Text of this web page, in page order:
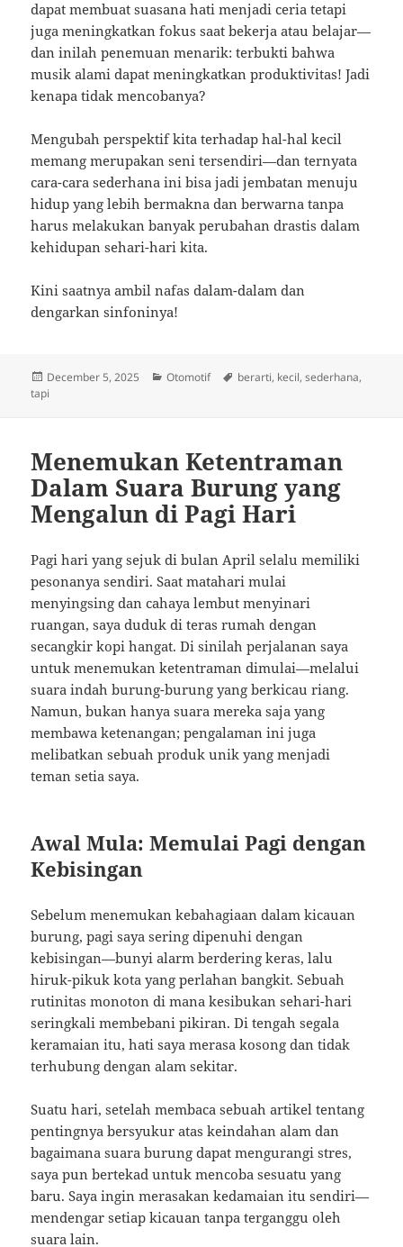
dapat membuat suasana hati menjadi ceria tetapi
juga meningkatkan fokus saat bekerja atau belajar—
dan inilah penemuan menarik: terbukti bahwa
musik alami dapat meningkatkan produktivitas! Jadi
kenapa tidak mencobanya?
Mengubah perspektif kita terhadap hal-hal kecil
memang merupakan seni tersendiri—dan ternyata
cara-cara sederhana ini bisa jadi jembatan menuju
hidup yang lebih bermakna dan berwarna tanpa
harus melakukan banyak perubahan drastis dalam
kehidupan sehari-hari kita.
Kini saatnya ambil nafas dalam-dalam dan
dengarkan sinfoninya!
Posted
on
December 5, 2025 Categories
Otomotif Tags
berarti, kecil,sederhana,
tapi
Menemukan Ketentraman
Dalam Suara Burung yang
Mengalun di Pagi Hari
Pagi hari yang sejuk di bulan April selalu memiliki
pesonanya sendiri. Saat matahari mulai
menyingsing dan cahaya lembut menyinari
ruangan, saya duduk di teras rumah dengan
secangkir kopi hangat. Di sinilah perjalanan saya
untuk menemukan ketentraman dimulai—melalui
suara indah burung-burung yang berkicau riang.
Namun, bukan hanya suara mereka saja yang
membawa ketenangan; pengalaman ini juga
melibatkan sebuah produk unik yang menjadi
teman setia saya.
Awal Mula: Memulai Pagi dengan
Kebisingan
Sebelum menemukan kebahagiaan dalam kicauan
burung, pagi saya sering dipenuhi dengan
kebisingan—bunyi alarm berdering keras, lalu
hiruk-pikuk kota yang perlahan bangkit. Sebuah
rutinitas monoton di mana kesibukan sehari-hari
seringkali membebani pikiran. Di tengah segala
keramaian itu, hati saya merasa kosong dan tidak
terhubung dengan alam sekitar.
Suatu hari, setelah membaca sebuah artikel tentang
pentingnya bersyukur atas keindahan alam dan
bagaimana suara burung dapat mengurangi stres,
saya pun bertekad untuk mencoba sesuatu yang
baru. Saya ingin merasakan kedamaian itu sendiri—
mendengar setiap kicauan tanpa terganggu oleh
suara lain.